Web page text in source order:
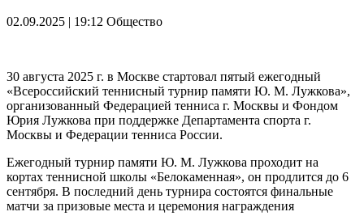
02.09.2025 | 19:12 Общество
30 августа 2025 г. в Москве стартовал пятый ежегодный
«Всероссийский теннисный турнир памяти Ю. М. Лужкова»,
организованный Федерацией тенниса г. Москвы и Фондом
Юрия Лужкова при поддержке Департамента спорта г.
Москвы и Федерации тенниса России.
Ежегодный турнир памяти Ю. М. Лужкова проходит на
кортах теннисной школы «Белокаменная», он продлится до 6
сентября. В последний день турнира состоятся финальные
матчи за призовые места и церемония награждения